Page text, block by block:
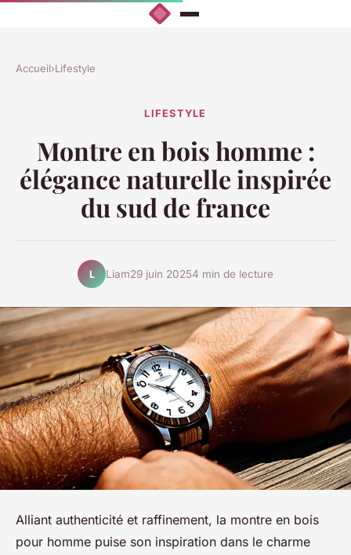
Accueil›Lifestyle
LIFESTYLE
Montre en bois homme :
élégance naturelle inspirée
du sud de france
L Liam29 juin 20254 min de lecture
Alliant authenticité et raffinement, la montre en bois
pour homme puise son inspiration dans le charme